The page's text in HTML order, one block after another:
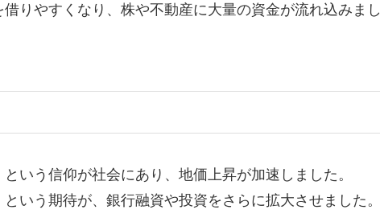
りやすくなり、株や不動産に大量の資金が流れ込みまし
いう信仰が社会にあり、地価上昇が加速しました。
いう期待が、銀行融資や投資をさらに拡大させました。